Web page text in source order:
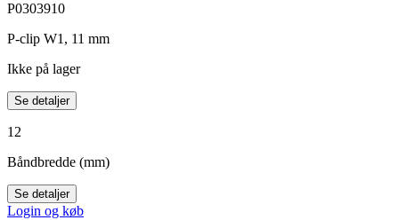
P0303910
P-clip W1, 11 mm
Ikke på lager
Se detaljer
12
Båndbredde (mm)
Se detaljer
Login og køb